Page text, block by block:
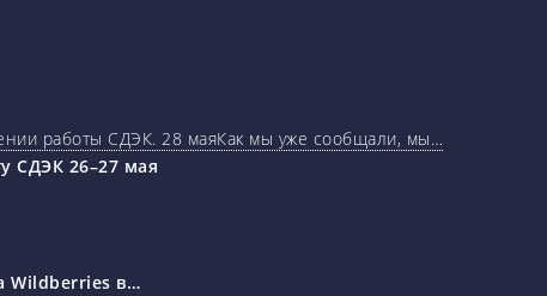
работы СДЭК. 28 маяКак мы уже сообщали, мы…
СДЭК 26–27 мая
Wildberries в…